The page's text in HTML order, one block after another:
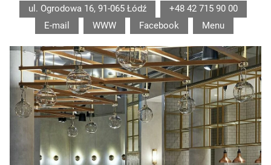
ul. Ogrodowa 16, 91-065 Łódź
+48 42 715 90 00
E-mail
WWW Facebook Menu